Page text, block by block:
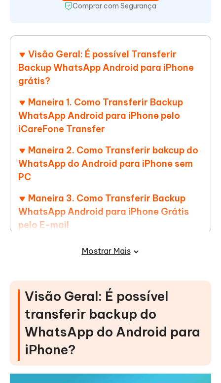
Comprar com Segurança
Visão Geral: É possível Transferir
Backup WhatsApp Android para iPhone
grátis?
Maneira 1. Como Transferir Backup
WhatsApp Android para iPhone pelo
iCareFone Transfer
Maneira 2. Como Transferir bakcup do
WhatsApp do Android para iPhone sem
PC
Maneira 3. Como Transferir Backup
WhatsApp Android para iPhone Grátis
pelo E-mail
Maneira 4: Como Transferir Backup do
Maneira 5: Como Passar Backup do
Whatsapp Android para iPhone pelo
AnyTrans
Mostrar Mais
Visão Geral: É possível
transferir backup do
WhatsApp do Android para
iPhone?